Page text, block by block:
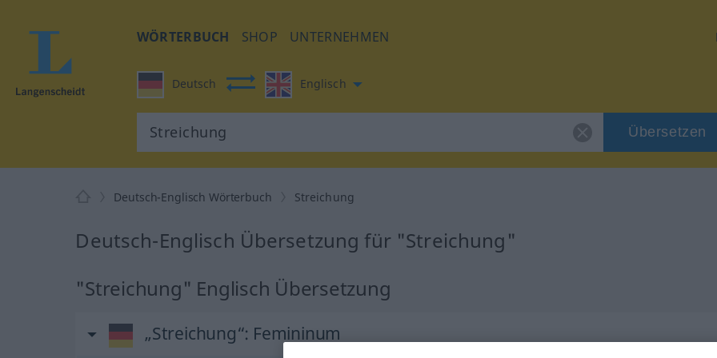
WÖRTERBUCH SHOP UNTERNEHMEN
Deutsch Englisch
Übersetzen
Deutsch-Englisch Wörterbuch Streichung
Deutsch-Englisch Übersetzung für "Streichung"
"Streichung" Englisch Übersetzung
„Streichung“: Femininum